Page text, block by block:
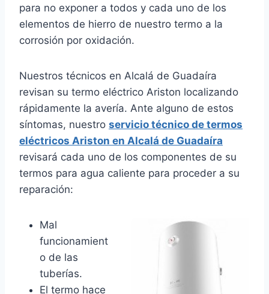
para no exponer a todos y cada uno de los
elementos de hierro de nuestro termo a la
corrosión por oxidación.
Nuestros técnicos en Alcalá de Guadaíra
revisan su termo eléctrico Ariston localizando
rápidamente la avería. Ante alguno de estos
síntomas, nuestro servicio técnico de termos
eléctricos Ariston en Alcalá de Guadaíra
revisará cada uno de los componentes de su
termos para agua caliente para proceder a su
reparación:
Mal
funcionamient
o de las
tuberías.
El termo hace